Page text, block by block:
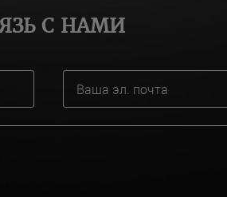
С НАМИ